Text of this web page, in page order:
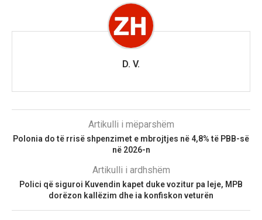
D. V.
Artikulli i mëparshëm
Polonia do të rrisë shpenzimet e mbrojtjes në 4,8% të PBB-së
në 2026-n
Artikulli i ardhshëm
Polici që siguroi Kuvendin kapet duke vozitur pa leje, MPB
dorëzon kallëzim dhe ia konfiskon veturën